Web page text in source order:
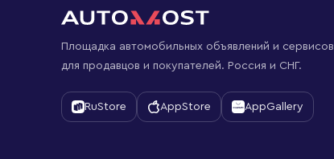
Площадка автомобильных объявлений и сервисов
для продавцов и покупателей. Россия и СНГ.
RuStore AppStore AppGallery